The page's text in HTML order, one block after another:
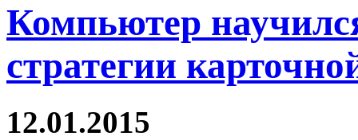
Компьютер
стратегии
12.01.2015